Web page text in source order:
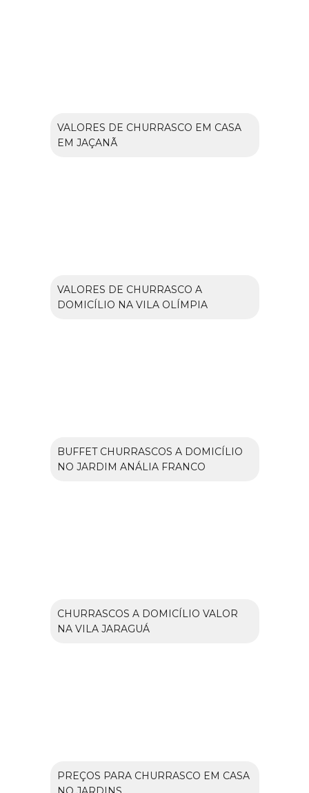
VALORES DE CHURRASCO EM CASA
EM JAÇANÃ
VALORES DE CHURRASCO A
DOMICÍLIO NA VILA OLÍMPIA
BUFFET CHURRASCOS A DOMICÍLIO
NO JARDIM ANÁLIA FRANCO
CHURRASCOS A DOMICÍLIO VALOR
NA VILA JARAGUÁ
PREÇOS PARA CHURRASCO EM CASA